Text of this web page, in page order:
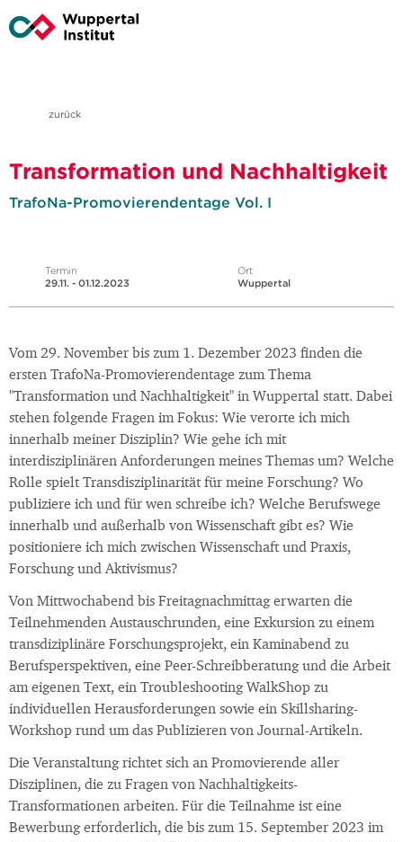
zurück
Transformation und Nachhaltigkeit
TrafoNa-Promovierendentage Vol. I
Termin
29.11. - 01.12.2023
Ort
Wuppertal
Vom 29. November bis zum 1. Dezember 2023 finden die
ersten TrafoNa-Promovierendentage zum Thema
"Transformation und Nachhaltigkeit" in Wuppertal statt. Dabei
stehen folgende Fragen im Fokus: Wie verorte ich mich
innerhalb meiner Disziplin? Wie gehe ich mit
interdisziplinären Anforderungen meines Themas um? Welche
Rolle spielt Transdisziplinarität für meine Forschung? Wo
publiziere ich und für wen schreibe ich? Welche Berufswege
innerhalb und außerhalb von Wissenschaft gibt es? Wie
positioniere ich mich zwischen Wissenschaft und Praxis,
Forschung und Aktivismus?
Von Mittwochabend bis Freitagnachmittag erwarten die
Teilnehmenden Austauschrunden, eine Exkursion zu einem
transdiziplinäre Forschungsprojekt, ein Kaminabend zu
Berufsperspektiven, eine Peer-Schreibberatung und die Arbeit
am eigenen Text, ein Troubleshooting WalkShop zu
individuellen Herausforderungen sowie ein Skillsharing-
Workshop rund um das Publizieren von Journal-Artikeln.
Die Veranstaltung richtet sich an Promovierende aller
Disziplinen, die zu Fragen von Nachhaltigkeits-
Transformationen arbeiten. Für die Teilnahme ist eine
Bewerbung erforderlich, die bis zum 15. September 2023 im